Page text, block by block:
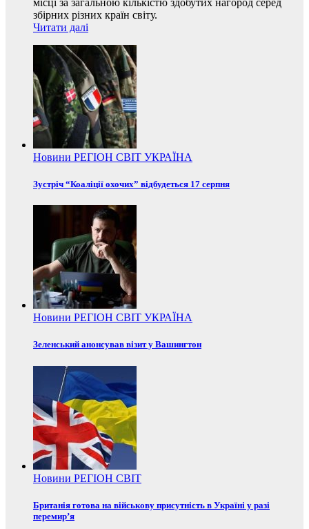
збірних різних країн світу.
Читати далі
Новини РЕГІОН СВІТ УКРАЇНА
Зустріч “Коаліції охочих” відбудеться 17 серпня
Новини РЕГІОН СВІТ УКРАЇНА
Зеленський анонсував візит у Вашингтон
Новини РЕГІОН СВІТ
Британія готова на військову присутність в Україні у разі
перемир’я